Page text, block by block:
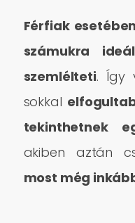
Férfiak esetében
számukra
szemlélteti. Így
sokkal
tekinthetnek
akiben aztán
most még